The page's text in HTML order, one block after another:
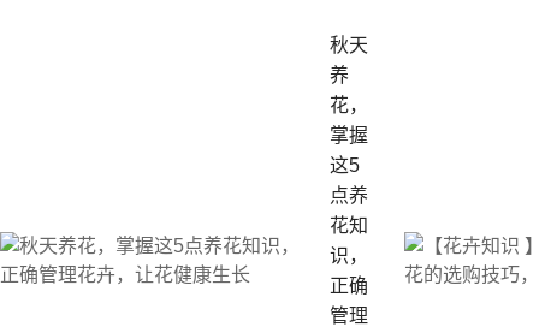
秋天
养
花，
掌握
这5
点养
花知
识，
正确
管理